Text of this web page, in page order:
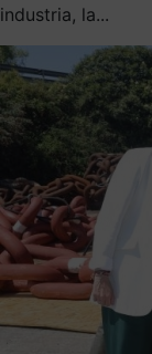
industria, la...